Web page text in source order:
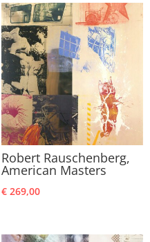
Robert Rauschenberg,
American Masters
€269,00